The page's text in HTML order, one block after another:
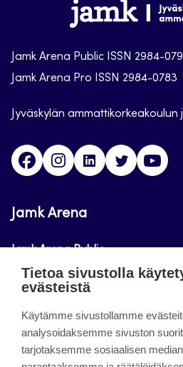
Jamk
Arena
Jamk Arena Public ISSN 2984-
Jamk Arena Pro ISSN 2984-0783
Jyväskylän ammattikorkeakoulun
FacebookInstagramLinkedinTwitter
Jamk Arena
Jamk Arena Public
Jamk Arena Pro
Tietoa sivustosta
Tietoa sivustolla
evästeistä
Käytämme sivustollamme
analysoidaksemme sivuston
tarjotaksemme sosiaalisen